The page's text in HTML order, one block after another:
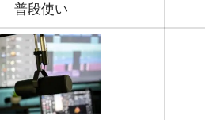
普段使い